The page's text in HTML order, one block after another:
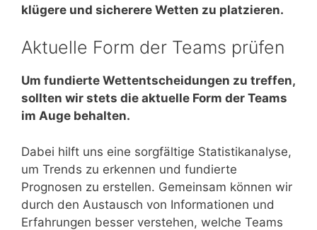
klügere und sicherere Wetten zu platzieren.
Aktuelle Form der Teams prüfen
Um fundierte Wettentscheidungen zu treffen,
sollten wir stets die aktuelle Form der Teams
im Auge behalten.
Dabei hilft uns eine sorgfältige Statistikanalyse,
um Trends zu erkennen und fundierte
Prognosen zu erstellen. Gemeinsam können wir
durch den Austausch von Informationen und
Erfahrungen besser verstehen, welche Teams